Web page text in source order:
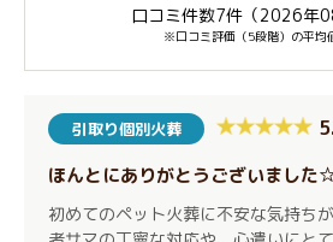
口コミ件数7件（2026年
※口コミ評価（5段階）の平均
引取り個別火葬
ほんとにありがとうございました
初めてのペット火葬に不安な気持ち